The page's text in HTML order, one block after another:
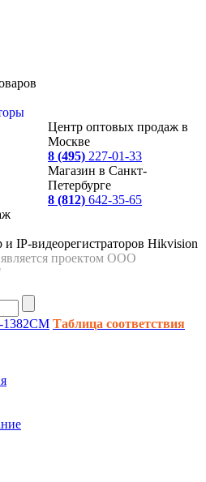
Центр оптовых продаж в
Москве
8 (495) 227-01-33
Магазин в Санкт-
Петербурге
8 (812) 642-35-65
IP-видеорегистраторов Hikvision
проектом ООО
1382CM Таблица соответствия